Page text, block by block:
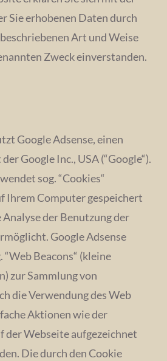
Sie erhobenen Daten durch
Art und Weise
Zweck einverstanden.
Google Adsense, einen
Google Inc., USA (“Google“).
sog. “Cookies“
Ihrem Computer gespeichert
der Benutzung der
Google Adsense
Beacons“ (kleine
zur Sammlung von
die Verwendung des Web
Aktionen wie der
der Webseite aufgezeichnet
Die durch den Cookie